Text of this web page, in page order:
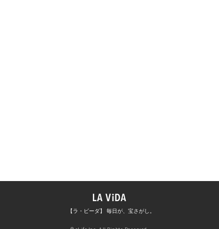
【ラ・ビーダ】 毎日が、宝さがし。